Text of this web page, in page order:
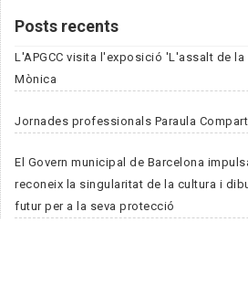
Posts recents
L'APGCC visita l'exposició 'L'assalt de la
Mònica
Jornades professionals Paraula
El Govern municipal de Barcelona
reconeix la singularitat de la cultura i
futur per a la seva protecció